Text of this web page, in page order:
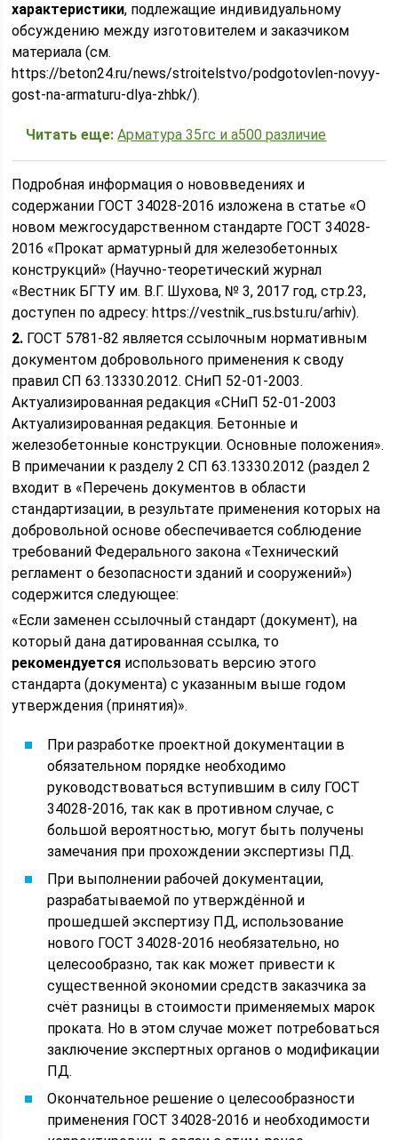
характеристики, подлежащие индивидуальному
обсуждению между изготовителем и заказчиком
материала (см.
https://beton24.ru/news/stroitelstvo/podgotovlen-novyy-
gost-na-armaturu-dlya-zhbk/).
Читать еще: Арматура 35гс и а500 различие
Подробная информация о нововведениях и
содержании ГОСТ 34028-2016 изложена в статье «О
новом межгосударственном стандарте ГОСТ 34028-
2016 «Прокат арматурный для железобетонных
конструкций» (Научно-теоретический журнал
«Вестник БГТУ им. В.Г. Шухова, № 3, 2017 год, стр.23,
доступен по адресу: https://vestnik_rus.bstu.ru/arhiv).
2. ГОСТ 5781-82 является ссылочным нормативным
документом добровольного применения к своду
правил СП 63.13330.2012. СНиП 52-01-2003.
Актуализированная редакция «СНиП 52-01-2003
Актуализированная редакция. Бетонные и
железобетонные конструкции. Основные положения».
В примечании к разделу 2 СП 63.13330.2012 (раздел 2
входит в «Перечень документов в области
стандартизации, в результате применения которых на
добровольной основе обеспечивается соблюдение
требований Федерального закона «Технический
регламент о безопасности зданий и сооружений»)
содержится следующее:
«Если заменен ссылочный стандарт (документ), на
который дана датированная ссылка, то
рекомендуется использовать версию этого
стандарта (документа) с указанным выше годом
утверждения (принятия)».
При разработке проектной документации в
обязательном порядке необходимо
руководствоваться вступившим в силу ГОСТ
34028-2016, так как в противном случае, с
большой вероятностью, могут быть получены
замечания при прохождении экспертизы ПД.
При выполнении рабочей документации,
разрабатываемой по утверждённой и
прошедшей экспертизу ПД, использование
нового ГОСТ 34028-2016 необязательно, но
целесообразно, так как может привести к
существенной экономии средств заказчика за
счёт разницы в стоимости применяемых марок
проката. Но в этом случае может потребоваться
заключение экспертных органов о модификации
ПД.
Окончательное решение о целесообразности
применения ГОСТ 34028-2016 и необходимости